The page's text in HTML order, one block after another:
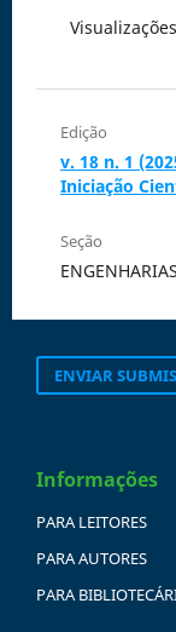
Edição
v. 18 n. 1
Iniciação
Seção
ENGENHARIAS
ENVIAR
Informações
PARA LEITORES
PARA AUTORES
PARA